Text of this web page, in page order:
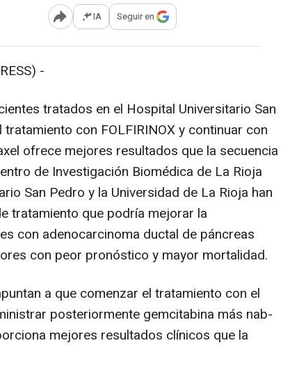
Abrir opciones para compartir
IA Seguir en
-
tratados en el Hospital Universitario San
con FOLFIRINOX y continuar con
ofrece mejores resultados que la secuencia
de Investigación Biomédica de La Rioja
San Pedro y la Universidad de La Rioja han
tratamiento que podría mejorar la
con adenocarcinoma ductal de páncreas
con peor pronóstico y mayor mortalidad.
a que comenzar el tratamiento con el
posteriormente gemcitabina más nab-
mejores resultados clínicos que la